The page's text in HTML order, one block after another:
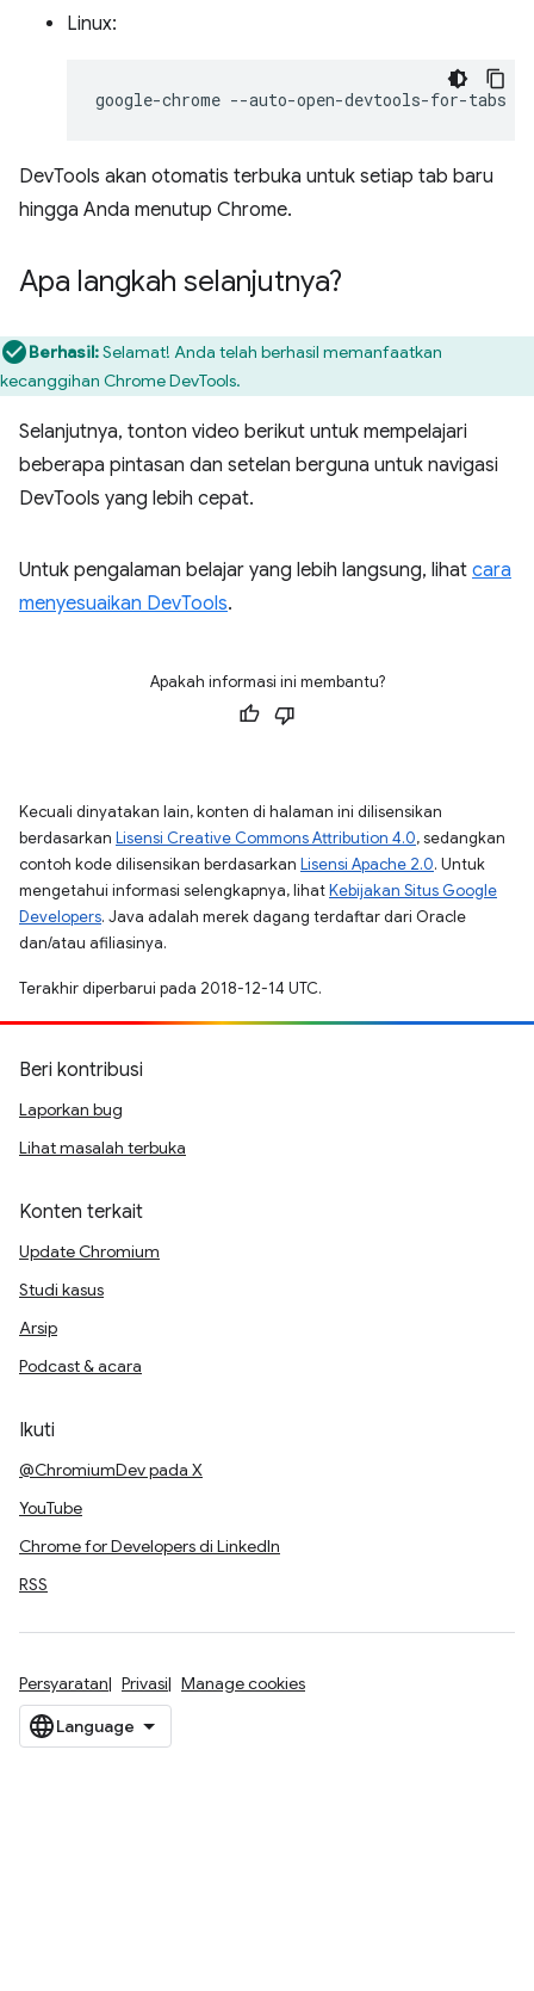
Linux:
google-chrome
DevTools akan otomatis terbuka untuk setiap tab baru
hingga Anda menutup Chrome.
Apa langkah selanjutnya?
Berhasil:Selamat! Anda telah berhasil memanfaatkan
kecanggihan Chrome DevTools.
Selanjutnya, tonton video berikut untuk mempelajari
beberapa pintasan dan setelan berguna untuk navigasi
DevTools yang lebih cepat.
Untuk pengalaman belajar yang lebih langsung, lihat cara
menyesuaikan DevTools.
Apakah informasi ini membantu?
Kecuali dinyatakan lain, konten di halaman ini dilisensikan
berdasarkan Lisensi Creative Commons Attribution 4.0, sedangkan
contoh kode dilisensikan berdasarkan Lisensi Apache 2.0. Untuk
mengetahui informasi selengkapnya, lihatKebijakan Situs Google
Developers. Java adalah merek dagang terdaftar dari Oracle
dan/atau afiliasinya.
Terakhir diperbarui pada 2018-12-14 UTC.
Beri kontribusi
Laporkan bug
Lihat masalah terbuka
Konten terkait
Update Chromium
Studi kasus
Arsip
Podcast & acara
Ikuti
@ChromiumDev pada X
YouTube
Chrome for Developers di LinkedIn
RSS
Persyaratan Privasi Manage cookies